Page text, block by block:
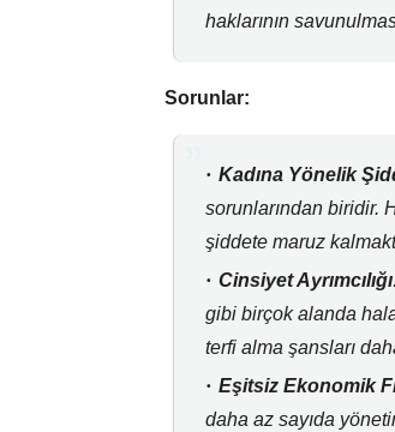
haklarının
Sorunlar:
Kadına Yönelik
sorunlarından biridir.
şiddete maruz
Cinsiyet
gibi birçok alanda hala
terfi alma şansları
Eşitsiz Ekonomik
daha az sayıda